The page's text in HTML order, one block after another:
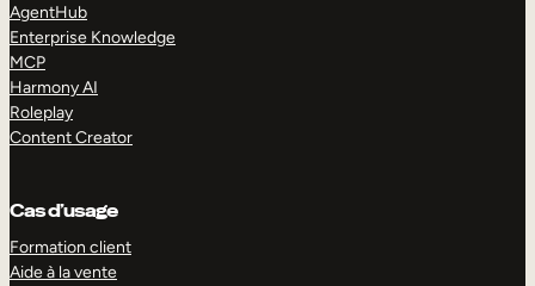
AgentHub
Enterprise Knowledge
MCP
Harmony AI
Roleplay
Content Creator
Cas d’usage
Formation client
Aide à la vente